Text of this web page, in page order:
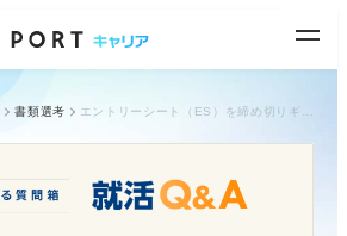
書類選考